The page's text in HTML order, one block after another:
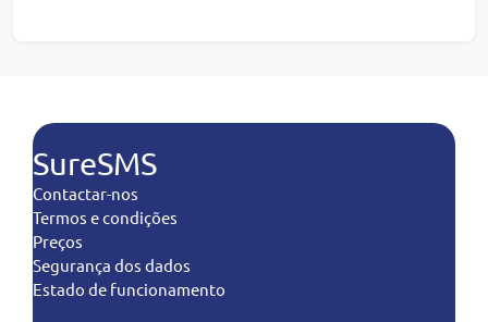
SureSMS
Contactar-nos
Termos e condições
Preços
Segurança dos dados
Estado de funcionamento